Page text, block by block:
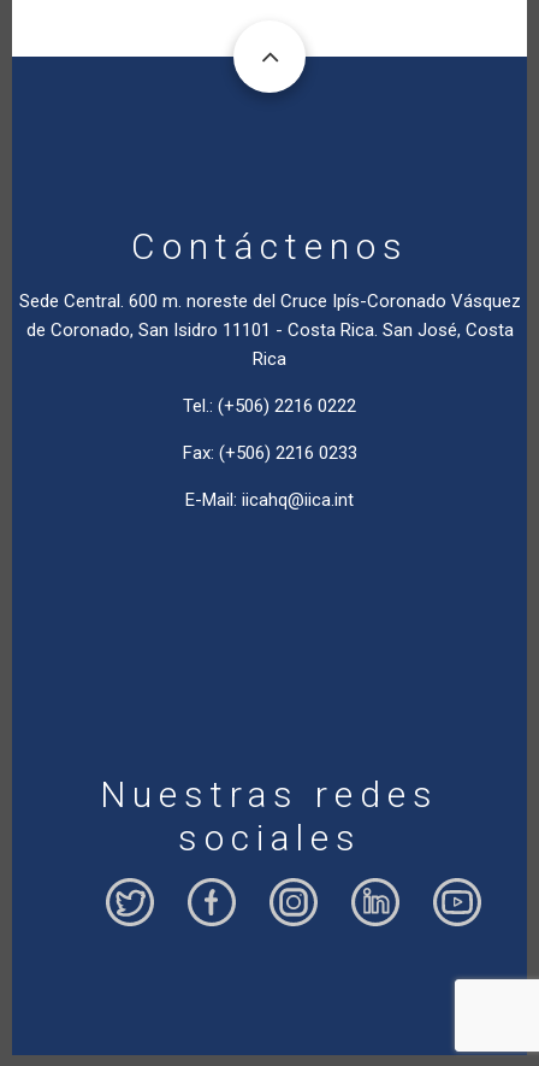
Contáctenos
Sede Central. 600 m. noreste del Cruce Ipís-Coronado Vásquez
de Coronado, San Isidro 11101 - Costa Rica. San José, Costa
Rica
Tel.: (+506) 2216 0222
Fax: (+506) 2216 0233
E-Mail: iicahq@iica.int
Nuestras redes
sociales